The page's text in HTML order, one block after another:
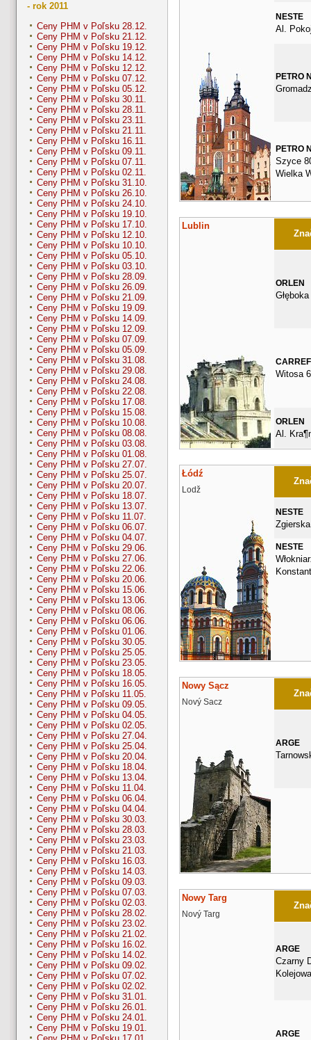
- rok 2011
Ceny PHM v Poľsku 28.12.
Ceny PHM v Poľsku 21.12.
Ceny PHM v Poľsku 19.12.
Ceny PHM v Poľsku 14.12.
Ceny PHM v Poľsku 12.12.
Ceny PHM v Poľsku 07.12.
Ceny PHM v Poľsku 05.12.
Ceny PHM v Poľsku 30.11.
Ceny PHM v Poľsku 28.11.
Ceny PHM v Poľsku 23.11.
Ceny PHM v Poľsku 21.11.
Ceny PHM v Poľsku 16.11.
Ceny PHM v Poľsku 09.11.
Ceny PHM v Poľsku 07.11.
Ceny PHM v Poľsku 02.11.
Ceny PHM v Poľsku 31.10.
Ceny PHM v Poľsku 26.10.
Ceny PHM v Poľsku 24.10.
Ceny PHM v Poľsku 19.10.
Ceny PHM v Poľsku 17.10.
Ceny PHM v Poľsku 12.10.
Ceny PHM v Poľsku 10.10.
Ceny PHM v Poľsku 05.10.
Ceny PHM v Poľsku 03.10.
Ceny PHM v Poľsku 28.09.
Ceny PHM v Poľsku 26.09.
Ceny PHM v Poľsku 21.09.
Ceny PHM v Poľsku 19.09.
Ceny PHM v Poľsku 14.09.
Ceny PHM v Poľsku 12.09.
Ceny PHM v Poľsku 07.09.
Ceny PHM v Poľsku 05.09.
Ceny PHM v Poľsku 31.08.
Ceny PHM v Poľsku 29.08.
Ceny PHM v Poľsku 24.08.
Ceny PHM v Poľsku 22.08.
Ceny PHM v Poľsku 17.08.
Ceny PHM v Poľsku 15.08.
Ceny PHM v Poľsku 10.08.
Ceny PHM v Poľsku 08.08.
Ceny PHM v Poľsku 03.08.
Ceny PHM v Poľsku 01.08.
Ceny PHM v Poľsku 27.07.
Ceny PHM v Poľsku 25.07.
Ceny PHM v Poľsku 20.07.
Ceny PHM v Poľsku 18.07.
Ceny PHM v Poľsku 13.07.
Ceny PHM v Poľsku 11.07.
Ceny PHM v Poľsku 06.07.
Ceny PHM v Poľsku 04.07.
Ceny PHM v Poľsku 29.06.
Ceny PHM v Poľsku 27.06.
Ceny PHM v Poľsku 22.06.
Ceny PHM v Poľsku 20.06.
Ceny PHM v Poľsku 15.06.
Ceny PHM v Poľsku 13.06.
Ceny PHM v Poľsku 08.06.
Ceny PHM v Poľsku 06.06.
Ceny PHM v Poľsku 01.06.
Ceny PHM v Poľsku 30.05.
Ceny PHM v Poľsku 25.05.
Ceny PHM v Poľsku 23.05.
Ceny PHM v Poľsku 18.05.
Ceny PHM v Poľsku 16.05.
Ceny PHM v Poľsku 11.05.
Ceny PHM v Poľsku 09.05.
Ceny PHM v Poľsku 04.05.
Ceny PHM v Poľsku 02.05.
Ceny PHM v Poľsku 27.04.
Ceny PHM v Poľsku 25.04.
Ceny PHM v Poľsku 20.04.
Ceny PHM v Poľsku 18.04.
Ceny PHM v Poľsku 13.04.
Ceny PHM v Poľsku 11.04.
Ceny PHM v Poľsku 06.04.
Ceny PHM v Poľsku 04.04.
Ceny PHM v Poľsku 30.03.
Ceny PHM v Poľsku 28.03.
Ceny PHM v Poľsku 23.03.
Ceny PHM v Poľsku 21.03.
Ceny PHM v Poľsku 16.03.
Ceny PHM v Poľsku 14.03.
Ceny PHM v Poľsku 09.03.
Ceny PHM v Poľsku 07.03.
Ceny PHM v Poľsku 02.03.
Ceny PHM v Poľsku 28.02.
Ceny PHM v Poľsku 23.02.
Ceny PHM v Poľsku 21.02.
Ceny PHM v Poľsku 16.02.
Ceny PHM v Poľsku 14.02.
Ceny PHM v Poľsku 09.02.
Ceny PHM v Poľsku 07.02.
Ceny PHM v Poľsku 02.02.
Ceny PHM v Poľsku 31.01.
Ceny PHM v Poľsku 26.01.
Ceny PHM v Poľsku 24.01.
Ceny PHM v Poľsku 19.01.
NESTE
Al.
PETRO
PETRO
Szyce
Wielka
Lublin
ORLEN
Witosa
ORLEN
Al.
Łódź
Lodž
NESTE
NESTE
Nowy Sącz
Nový Sacz
ARGE
Nowy Targ
Nový Targ
ARGE
Czarny
ARGE